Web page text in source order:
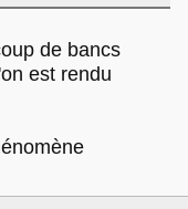
de bancs
est rendu